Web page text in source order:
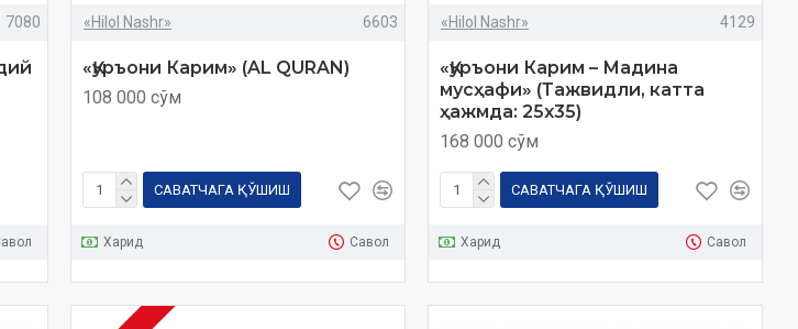
7080 «Hilol Nashr» 6603
«Қуръони Карим» (AL QURAN)
108 000 сўм
САВАТЧАГА ҚЎШИШ
Харид Савол
«Hilol Nashr» 4129
«Қуръони Карим – Мадина
мусҳафи» (Тажвидли, катта
ҳажмда: 25x35)
168 000 сўм
САВАТЧАГА ҚЎШИШ
Харид Савол